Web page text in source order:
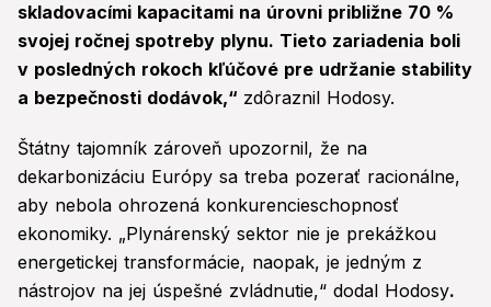
skladovacími kapacitami na úrovni približne 70 %
svojej ročnej spotreby plynu. Tieto zariadenia boli
v posledných rokoch kľúčové pre udržanie stability
a bezpečnosti dodávok,“ zdôraznil Hodosy.
Štátny tajomník zároveň upozornil, že na
dekarbonizáciu Európy sa treba pozerať racionálne,
aby nebola ohrozená konkurencieschopnosť
ekonomiky. „Plynárenský sektor nie je prekážkou
energetickej transformácie, naopak, je jedným z
nástrojov na jej úspešné zvládnutie,“ dodal Hodosy.